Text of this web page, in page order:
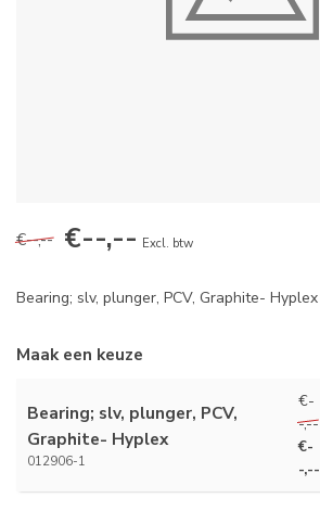
€--,-- €--,-- Excl. btw
Bearing; slv, plunger, PCV, Graphite- Hyplex
Maak een keuze
Bearing; slv, plunger, PCV,
Graphite- Hyplex
012906-1
€-
-,--
€-
-,--